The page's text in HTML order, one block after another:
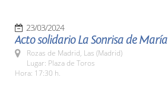
23/03/2024
Acto solidario La Sonrisa de María
Rozas de Madrid, Las (Madrid)
Lugar: Plaza de Toros
Hora: 17:30 h.